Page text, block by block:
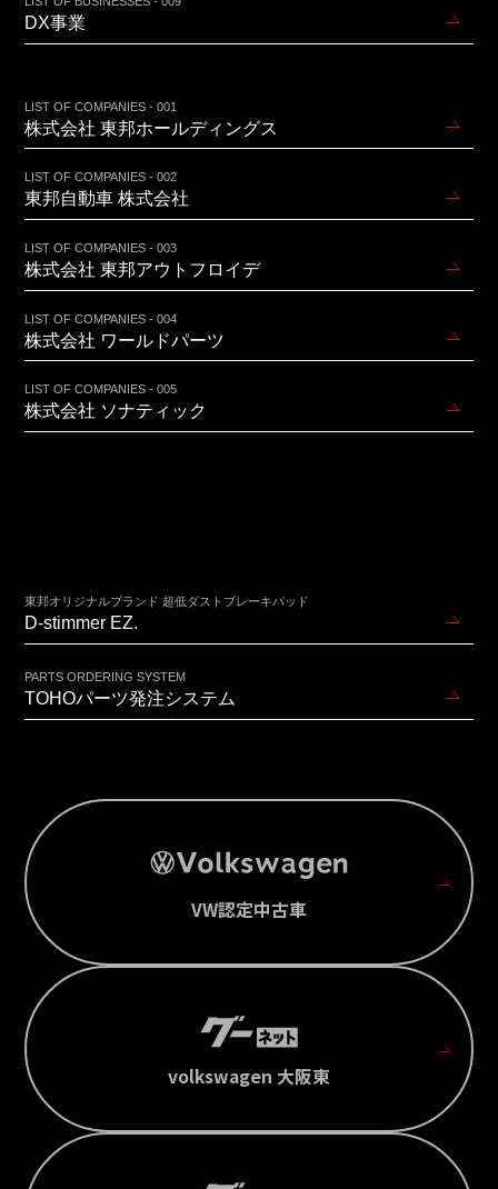
DX事業
LIST OF COMPANIES - 001
株式会社 東邦ホールディングス
LIST OF COMPANIES - 002
東邦自動車 株式会社
LIST OF COMPANIES - 003
株式会社 東邦アウトフロイデ
LIST OF COMPANIES - 004
株式会社 ワールドパーツ
LIST OF COMPANIES - 005
株式会社 ソナティック
東邦オリジナルブランド 超低ダストブレーキパッド
D-stimmer EZ.
PARTS ORDERING SYSTEM
TOHOパーツ発注システム
VW認定中古車
volkswagen 大阪東